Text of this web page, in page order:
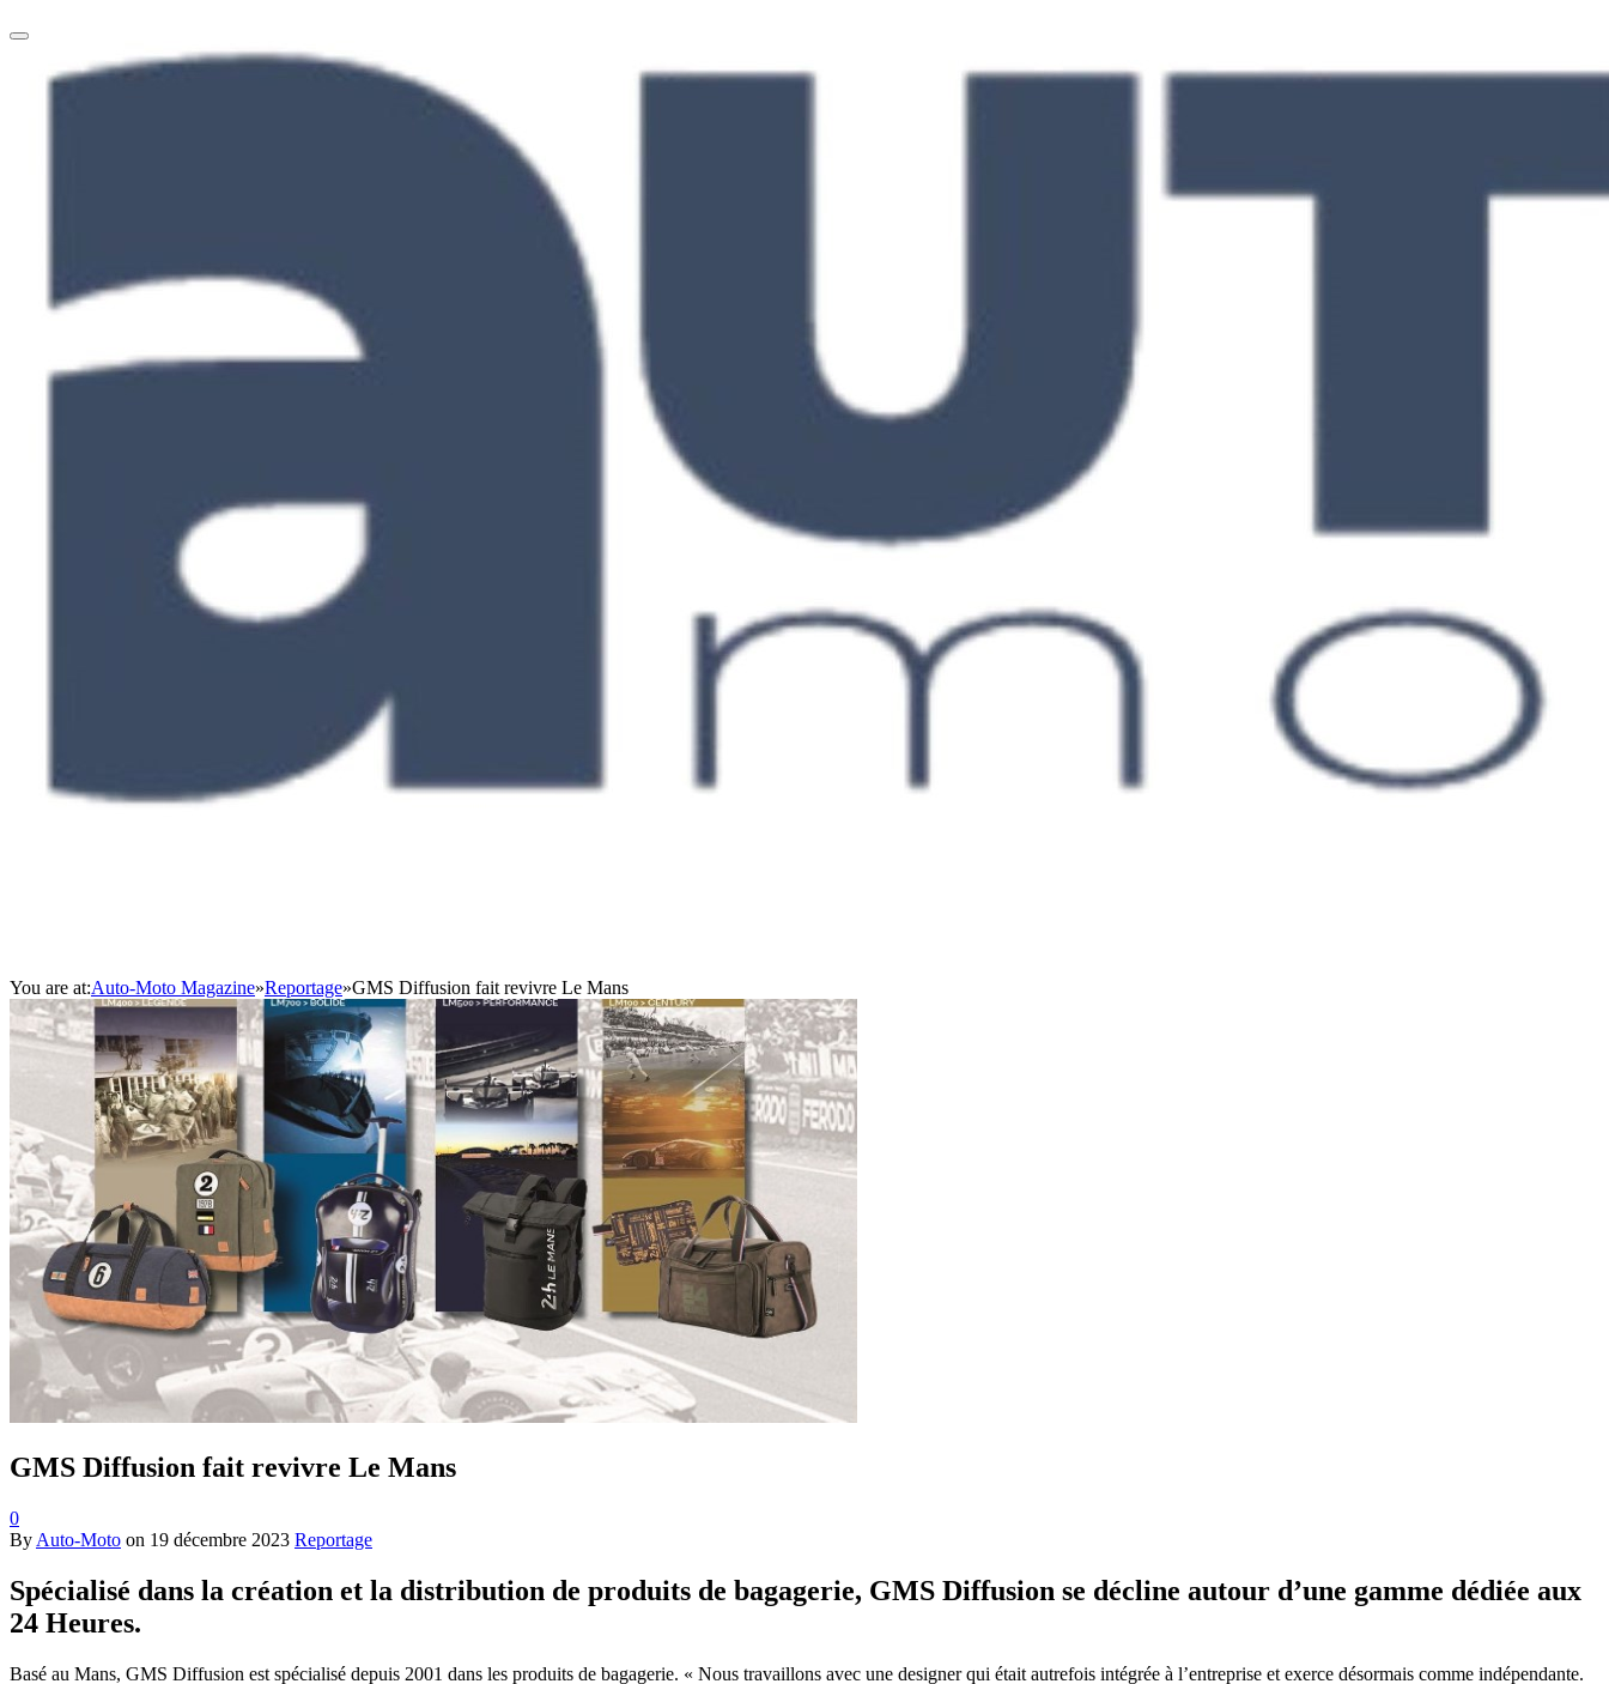
You are at:Auto-Moto Magazine»Reportage»GMS Diffusion fait revivre Le Mans
GMS Diffusion fait revivre Le Mans
0
By Auto-Moto on 19 décembre 2023 Reportage
Spécialisé dans la création et la distribution de produits de bagagerie, GMS Diffusion se décline autour d’une gamme dédiée aux
24 Heures.
Basé au Mans, GMS Diffusion est spécialisé depuis 2001 dans les produits de bagagerie. « Nous travaillons avec une designer qui était autrefois intégrée à l’entreprise et exerce désormais comme indépendante.